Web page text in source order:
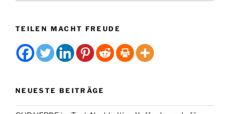
TEILEN MACHT FREUDE
NEUESTE BEITRÄGE